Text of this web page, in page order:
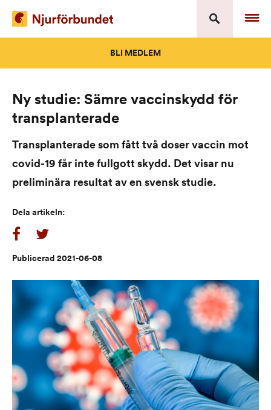
content
BLI MEDLEM
Ny studie: Sämre vaccinskydd för
transplanterade
Transplanterade som fått två doser vaccin mot
covid-19 får inte fullgott skydd. Det visar nu
preliminära resultat av en svensk studie.
Dela artikeln:
Publicerad 2021-06-08